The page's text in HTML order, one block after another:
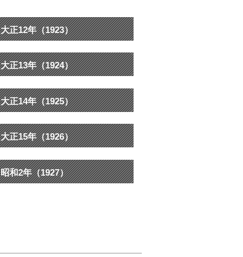
大正12年（1923）
大正13年（1924）
大正14年（1925）
大正15年（1926）
昭和2年（1927）